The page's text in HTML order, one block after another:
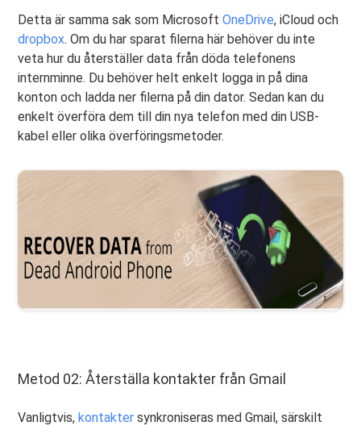
Detta är samma sak som MicrosoftOneDrive, iCloud och
dropbox. Om du har sparat filerna här behöver du inte
veta hur du återställer data från döda telefonens
internminne. Du behöver helt enkelt logga in på dina
konton och ladda ner filerna på din dator. Sedan kan du
enkelt överföra dem till din nya telefon med din USB-
kabel eller olika överföringsmetoder.
Metod 02: Återställa kontakter från Gmail
Vanligtvis,kontakter synkroniseras med Gmail, särskilt